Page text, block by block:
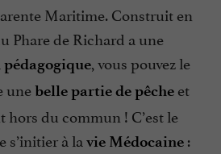
Maritime. Construit en
Phare de Richard a une
, vous pouvez le
unebelle partie de pêche et
hors du commun ! C’est le
s’initier à la vie Médocaine :